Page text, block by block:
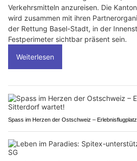
Verkehrsmitteln anzureisen. Die
wird zusammen mit ihren
der Rettung Basel-Stadt, in der
Festperimeter sichtbar präsent sein.
Weiterlesen
Spass im Herzen der Ostschweiz –